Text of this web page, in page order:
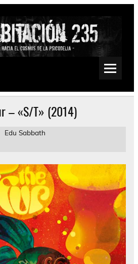
Doom, Sludge, Fuzz, Space, Drone
– «S/T» (2014)
Edu Sabbath